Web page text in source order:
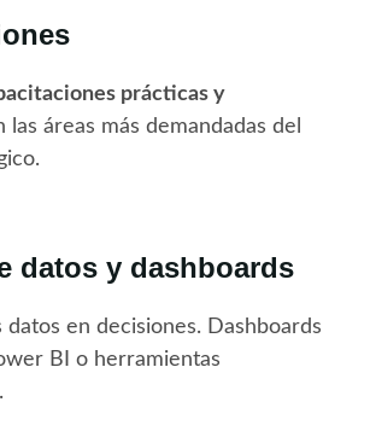
prácticas y
las áreas más demandadas del
datos y dashboards
datos en decisiones. Dashboards
BI o herramientas